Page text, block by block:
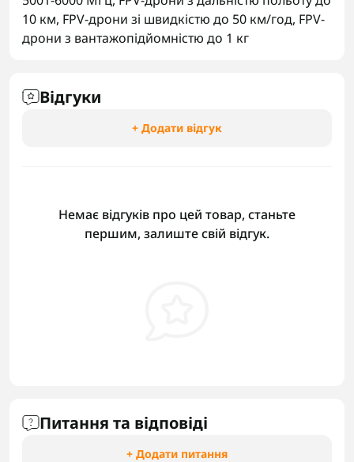
10 км, FPV-дрони зі швидкістю до 50 км/год, FPV-
дрони з вантажопідйомністю до 1 кг
Відгуки
+ Додати відгук
Немає відгуків про цей товар, станьте
першим, залиште свій відгук.
Питання та відповіді
+ Додати питання